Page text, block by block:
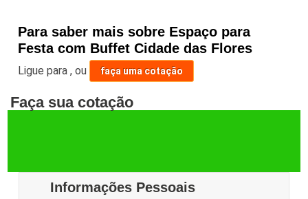
Para saber mais sobre Espaço para
Festa com Buffet Cidade das Flores
Ligue para,ou faça uma cotação
Faça sua cotação
Informações Pessoais